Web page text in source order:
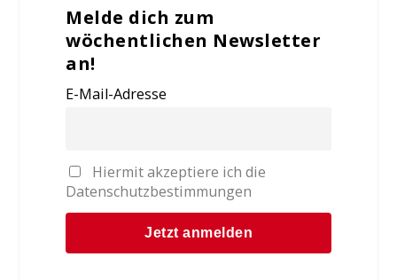
Melde dich zum
wöchentlichen Newsletter
an!
E-Mail-Adresse
Hiermit akzeptiere ich die
Datenschutzbestimmungen